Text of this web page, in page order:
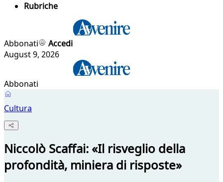
Rubriche
Abbonati
Accedi
August 9, 2026
Abbonati
Cultura
Niccolò Scaffai: «Il risveglio della
profondità, miniera di risposte»